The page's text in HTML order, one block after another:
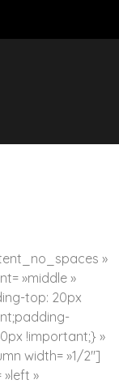
»
»middle »
top: 20px
!important;} »
width= »1/2″]
»